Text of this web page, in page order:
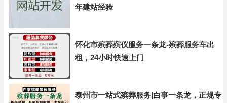
年建站经验
怀化市殡葬殡仪服务一条龙-殡葬服务车出
租，24小时快速上门
泰州市一站式殡葬服务|白事一条龙，正规专